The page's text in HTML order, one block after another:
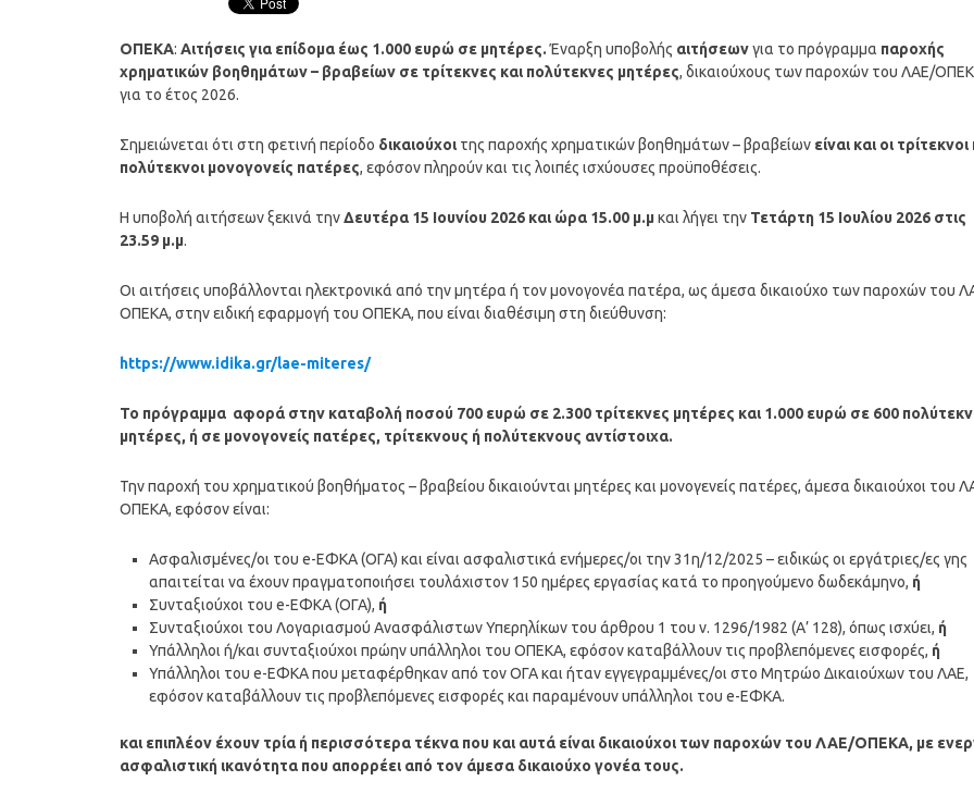
ΟΠΕΚΑ: Αιτήσεις για επίδομα έως 1.000 ευρώ σε μητέρες.Έναρξη υποβολής αιτήσεωνγια το πρόγραμμα παροχής
χρηματικών βοηθημάτων – βραβείων σε τρίτεκνες και πολύτεκνες μητέρες, δικαιούχους των παροχών του ΛΑΕ/
για το έτος 2026.
Σημειώνεται ότι στη φετινή περίοδο δικαιούχοι της παροχής χρηματικών βοηθημάτων – βραβείων είναι και οι τρίτεκνοι
πολύτεκνοι μονογονείς πατέρες, εφόσον πληρούν και τις λοιπές ισχύουσες προϋποθέσεις.
Η υποβολή αιτήσεων ξεκινά τηνΔευτέρα 15 Ιουνίου 2026 και ώρα 15.00 μ.μκαι λήγει την Τετάρτη 15 Ιουλίου 2026 στις
23.59 μ.μ.
Οι αιτήσεις υποβάλλονται ηλεκτρονικά από την μητέρα ή τον μονογονέα πατέρα, ως άμεσα δικαιούχο των παροχών του
ΟΠΕΚΑ, στην ειδική εφαρμογή του ΟΠΕΚΑ, που είναι διαθέσιμη στη διεύθυνση:
https://www.idika.gr/lae-miteres/
Το πρόγραμμα αφορά στην καταβολή ποσού 700 ευρώ σε 2.300 τρίτεκνες μητέρες και 1.000 ευρώ σε 600
μητέρες, ή σε μονογονείς πατέρες, τρίτεκνους ή πολύτεκνους αντίστοιχα.
Την παροχή του χρηματικού βοηθήματος – βραβείου δικαιούνται μητέρες και μονογενείς πατέρες, άμεσα δικαιούχοι του
ΟΠΕΚΑ, εφόσον είναι:
Ασφαλισμένες/οι του e-ΕΦΚΑ (ΟΓΑ) και είναι ασφαλιστικά ενήμερες/οι την 31η/12/2025 – ειδικώς οι εργάτριες/ες γης
απαιτείται να έχουν πραγματοποιήσει τουλάχιστον 150 ημέρες εργασίας κατά το προηγούμενο δωδεκάμηνο, ή
Συνταξιούχοι του e-ΕΦΚΑ (ΟΓΑ), ή
Συνταξιούχοι του Λογαριασμού Ανασφάλιστων Υπερηλίκων του άρθρου 1 του ν. 1296/1982 (Α’ 128), όπως ισχύει, ή
Υπάλληλοι ή/και συνταξιούχοι πρώην υπάλληλοι του ΟΠΕΚΑ, εφόσον καταβάλλουν τις προβλεπόμενες εισφορές, ή
Υπάλληλοι του e-ΕΦΚΑ που μεταφέρθηκαν από τον ΟΓΑ και ήταν εγγεγραμμένες/οι στο Μητρώο Δικαιούχων του ΛΑΕ,
εφόσον καταβάλλουν τις προβλεπόμενες εισφορές και παραμένουν υπάλληλοι του e-ΕΦΚΑ.
και επιπλέον έχουν τρία ή περισσότερα τέκνα που και αυτά είναι δικαιούχοι των παροχών του ΛΑΕ/ΟΠΕΚΑ, με
ασφαλιστική ικανότητα που απορρέει από τον άμεσα δικαιούχο γονέα τους.